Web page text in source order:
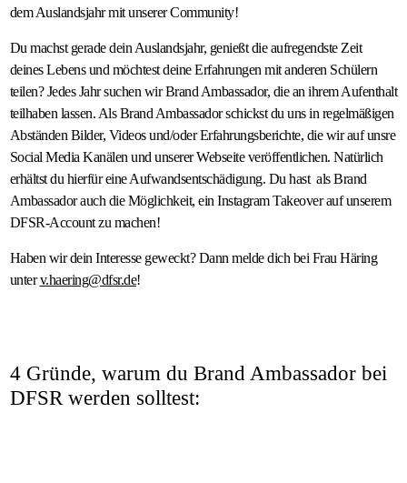
dem Auslandsjahr mit unserer Community!
Du machst gerade dein Auslandsjahr, genießt die aufregendste Zeit
deines Lebens und möchtest deine Erfahrungen mit anderen Schülern
teilen? Jedes Jahr suchen wir Brand Ambassador, die an ihrem Aufenthalt
teilhaben lassen. Als Brand Ambassador schickst du uns in regelmäßigen
Abständen Bilder, Videos und/oder Erfahrungsberichte, die wir auf unsre
Social Media Kanälen und unserer Webseite veröffentlichen. Natürlich
erhältst du hierfür eine Aufwandsentschädigung. Du hast als Brand
Ambassador auch die Möglichkeit, ein Instagram Takeover auf unserem
DFSR-Account zu machen!
Haben wir dein Interesse geweckt? Dann melde dich bei Frau Häring
unterv.haering@dfsr.de!
4 Gründe, warum du Brand Ambassador bei
DFSR werden solltest: